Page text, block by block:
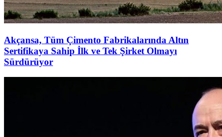
Akçansa, Tüm Çimento Fabrikalarında Altın
Sertifikaya Sahip İlk ve Tek Şirket Olmayı
Sürdürüyor